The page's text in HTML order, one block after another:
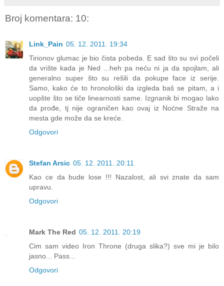
Broj komentara: 10:
Link_Pain 05. 12. 2011. 19:34
Tirionov glumac je bio čista pobeda. E sad što su svi počeli
da vrište kada je Ned ...heh pa neću ni ja da spojlam, ali
generalno super što su rešili da pokupe face iz serije.
Samo, kako će to hronološki da izgleda baš se pitam, a i
uopšte što se tiče linearnosti same. Izgnanik bi mogao lako
da prođe, tj nije ograničen kao ovaj iz Noćne Straže na
mesta gde može da se kreće.
Odgovori
Stefan Arsic 05. 12. 2011. 20:11
Kao ce da bude lose !!! Nazalost, ali svi znate da sam
upravu.
Odgovori
Mark The Red 05. 12. 2011. 20:19
Cim sam video Iron Throne (druga slika?) sve mi je bilo
jasno... Pass...
Odgovori